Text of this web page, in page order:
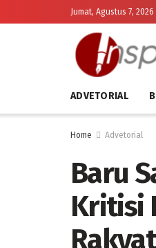
Jumat, Agustus 7, 2026
ADVETORIAL
Home Advetorial
Baru
Kritisi
Rakyat